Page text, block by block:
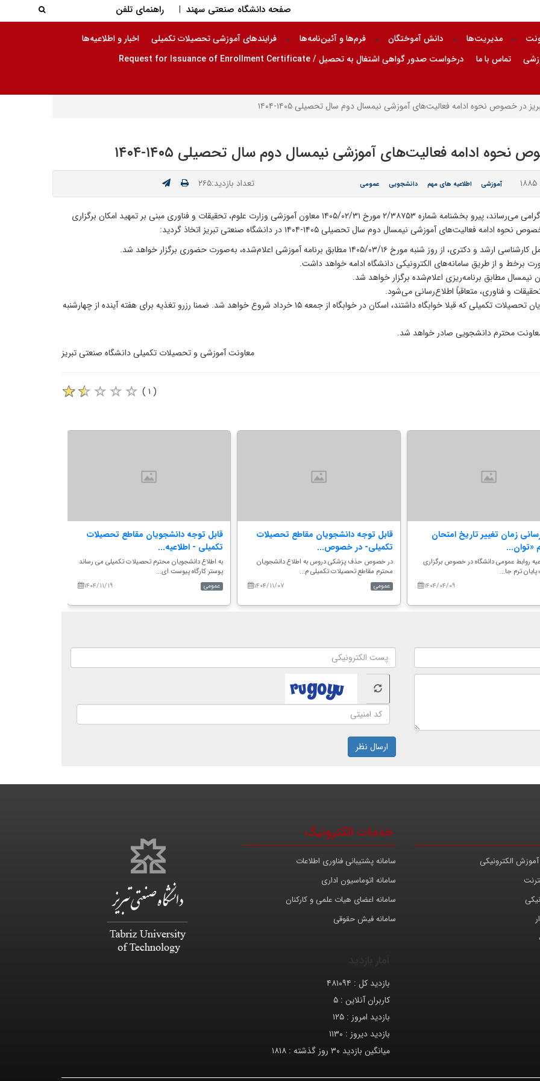
صفحه دانشگاه صنعتی سهند | راهنمای تلفن جستجو
مدیریت‌ها دانش آموختگان فرم‌ها و آئین‌نامه‌ها فرایندهای آموزشی تحصیلات تکمیلی
اخبار و اطلاعیه‌ها
تماس با ما درخواست صدور گواهی اشتغال به تحصیل / Request for Issuance of Enrollment Certificate
در خصوص نحوه ادامه فعالیت‌های آموزشی نیمسال دوم سال تحصیلی ۱۴۰۵-۱۴۰۴
ادامه فعالیت‌های آموزشی نیمسال دوم سال تحصیلی ۱۴۰۵-۱۴۰۴
آموزشی اطلاعیه های مهم دانشجویی عمومی تعداد بازدید:۲۶۵
به اطلاع اعضای محترم هیأت علمی، دانشجویان و دانشگاهیان گرامی می‌رساند، پیرو بخشنامه شماره ۲/۳۸۷۵۳ مورخ ۱۴۰۵/۰۲/۳۱ معاون آموزشی وزارت علوم، تحقیقات و فناوری مبنی بر تمهید امکان برگزاری
آموزشی نیمسال دوم سال تحصیلی ۱۴۰۵-۱۴۰۴ در دانشگاه صنعتی تبریز اتخاذ گردید:
۰۳/۱۶ مطابق برنامه آموزشی اعلام‌شده، به‌صورت حضوری برگزار خواهد شد.
برخط و از طریق سامانه‌های الکترونیکی دانشگاه ادامه خواهد داشت.
نیمسال مطابق برنامه‌ریزی اعلام‌شده برگزار خواهد شد.
و فناوری، متعاقباً اطلاع‌رسانی می‌شود.
بر اساس اعلام معاونت محترم دانشجویی، برای دانشجویان تحصیلات تکمیلی که قبلا خوابگاه داشتند، اسکان در خوابگاه از جمعه ۱۵ خرداد شروع خواهد شد. ضمنا رزرو تغذیه برای هفته آینده از چهارشنبه
محترم دانشجویی صادر خواهد شد.
معاونت آموزشی و تحصیلات تکمیلی دانشگاه صنعتی تبریز
( ۱ )
قابل توجه دانشجویان مقاطع تحصیلات
تکمیلی - اطلاعیه...
به اطلاع دانشجویان محترم تحصیلات تکمیلی می رساند
پوستر کارگاه پیوست ای...
۱۴۰۴/۱۱/۱۹
عمومی
قابل توجه دانشجویان مقاطع تحصیلات
تکمیلی- در خصوص...
در خصوص حذف پزشکی دروس به اطلاع دانشجویان
محترم مقاطع تحصیلات تکمیلی م...
۱۴۰۴/۱۱/۰۷
عمومی
زمان تغییر تاریخ امتحان
«توان...
روابط عمومی دانشگاه در خصوص برگزاری
پایان ترم جا...
۱۴۰۴/۰۴/۰۹
ارسال نظر
الکترونیکی
خدمات الکترونیک
سامانه پشتیبانی فناوری اطلاعات
سامانه اتوماسیون اداری
سامانه اعضای هیات علمی و کارکنان
سامانه فیش حقوقی
بازدید کل : ۴۸۱۰۹۴
کاربران آنلاین : ۵
بازدید امروز : ۱۲۵
بازدید دیروز : ۱۱۳۰
میانگین بازدید ۳۰ روز گذشته :
۱۸۱۸